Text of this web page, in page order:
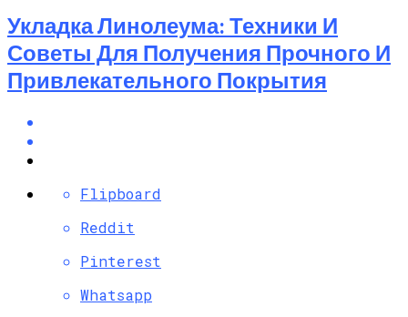
Укладка Линолеума: Техники И
Советы Для Получения Прочного И
Привлекательного Покрытия
Flipboard
Reddit
Pinterest
Whatsapp